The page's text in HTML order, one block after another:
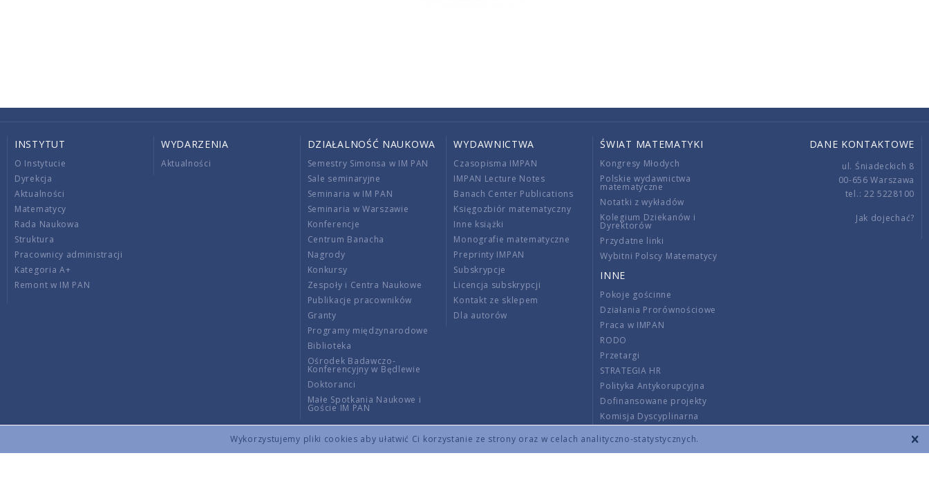
Wykorzystujemy pliki cookies aby ułatwić Ci korzystanie ze strony oraz w celach analityczno-statystycznych.
INSTYTUT
O Instytucie
Dyrekcja
Aktualności
Matematycy
Rada Naukowa
Struktura
Pracownicy administracji
Kategoria A+
Remont w IM PAN
WYDARZENIA
Aktualności
DZIAŁALNOŚĆ NAUKOWA
Semestry Simonsa w IM PAN
Sale seminaryjne
Seminaria w IM PAN
Seminaria w Warszawie
Konferencje
Centrum Banacha
Nagrody
Konkursy
Zespoły i Centra Naukowe
Publikacje pracowników
Granty
Programy międzynarodowe
Biblioteka
Ośrodek Badawczo-
Konferencyjny w Będlewie
Doktoranci
Małe Spotkania Naukowe i
Goście IM PAN
WYDAWNICTWA
Czasopisma IMPAN
IMPAN Lecture Notes
Banach Center Publications
Księgozbiór matematyczny
Inne książki
Monografie matematyczne
Preprinty IMPAN
Subskrypcje
Licencja subskrypcji
Kontakt ze sklepem
Dla autorów
ŚWIAT MATEMATYKI
Kongresy Młodych
Polskie wydawnictwa
matematyczne
Notatki z wykładów
Kolegium Dziekanów i
Dyrektorów
Przydatne linki
Wybitni Polscy Matematycy
INNE
Pokoje gościnne
Działania Prorównościowe
Praca w IMPAN
RODO
Przetargi
STRATEGIA HR
Polityka Antykorupcyjna
Dofinansowane projekty
Komisja Dyscyplinarna
Wnoszenie opłat
DANE KONTAKTOWE
ul. Śniadeckich 8
00-656 Warszawa
tel.: 22 5228100
Jak dojechać?